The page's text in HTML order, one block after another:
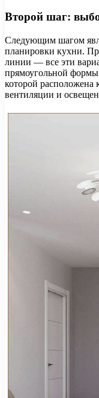
Второй шаг:
Следующим шагом
планировки кухни.
линии — все эти
прямоугольной
которой расположена
вентиляции и